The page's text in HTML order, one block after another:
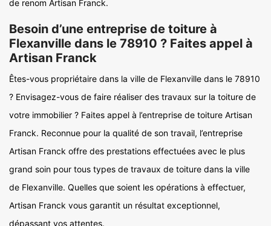
de renom Artisan Franck.
Besoin d’une entreprise de toiture à
Flexanville dans le 78910 ? Faites appel à
Artisan Franck
Êtes-vous propriétaire dans la ville de Flexanville dans le 78910
? Envisagez-vous de faire réaliser des travaux sur la toiture de
votre immobilier ? Faites appel à l’entreprise de toiture Artisan
Franck. Reconnue pour la qualité de son travail, l’entreprise
Artisan Franck offre des prestations effectuées avec le plus
grand soin pour tous types de travaux de toiture dans la ville
de Flexanville. Quelles que soient les opérations à effectuer,
Artisan Franck vous garantit un résultat exceptionnel,
dépassant vos attentes.